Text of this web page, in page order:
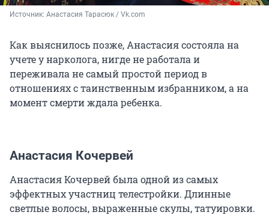
Источник: Анастасия Тарасюк / Vk.com
Как выяснилось позже, Анастасия состояла на
учете у нарколога, нигде не работала и
переживала не самый простой период в
отношениях с таинственным избранником, а на
момент смерти ждала ребенка.
Анастасия Кочервей
Анастасия Кочервей была одной из самых
эффектных участниц телестройки. Длинные
светлые волосы, выраженные скулы, татуировки.